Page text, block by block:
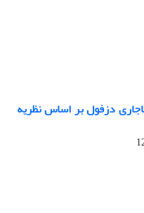
دزفول بر اساس نظریه